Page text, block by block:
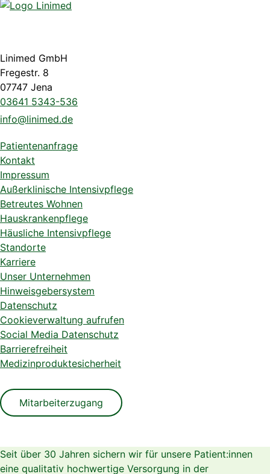
Linimed GmbH
Fregestr. 8
07747 Jena
03641 5343-536
info@linimed.de
Patientenanfrage
Kontakt
Impressum
Außerklinische Intensivpflege
Betreutes Wohnen
Hauskrankenpflege
Häusliche Intensivpflege
Standorte
Karriere
Unser Unternehmen
Hinweisgebersystem
Datenschutz
Cookieverwaltung aufrufen
Social Media Datenschutz
Barrierefreiheit
Medizinproduktesicherheit
Mitarbeiterzugang
Seit über 30 Jahren sichern wir für unsere Patient:innen
eine qualitativ hochwertige Versorgung in der